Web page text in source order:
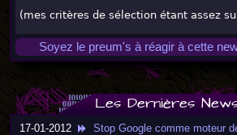
(mes critères de sélection étant assez
Soyez le preum's à réagir à cette
Les Dernières
17-01-2012
Stop Google comme moteur